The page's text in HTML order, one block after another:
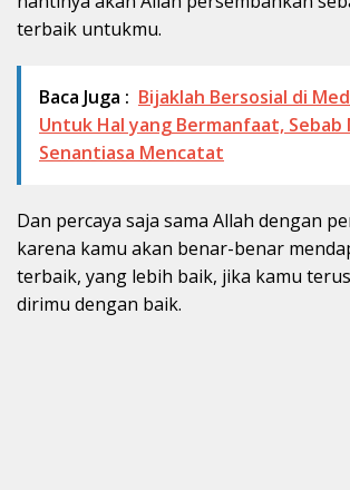
terbaik untukmu.
Baca Juga : Bijaklah Bersosial di
Untuk Hal yang Bermanfaat, Sebab
Senantiasa Mencatat
Dan percaya saja sama Allah dengan
karena kamu akan benar-benar
terbaik, yang lebih baik, jika kamu
dirimu dengan baik.